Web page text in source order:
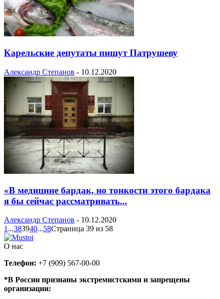
Карельские депутаты пишут Патрушеву
Александр Степанов - 10.12.2020
«В медицине бардак, но тонкости этого бардака
я бы сейчас рассматривать...
Александр Степанов - 10.12.2020
1 ...383940...58Страница 39 из 58
О нас
Телефон: +7 (909) 567-00-00
*В России признаны экстремистскими и запрещены
организации: